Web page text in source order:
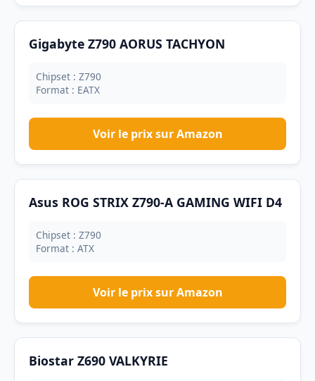
Gigabyte Z790 AORUS TACHYON
Chipset : Z790
Format : EATX
Voir le prix sur Amazon
Asus ROG STRIX Z790-A GAMING WIFI D4
Chipset : Z790
Format : ATX
Voir le prix sur Amazon
Biostar Z690 VALKYRIE